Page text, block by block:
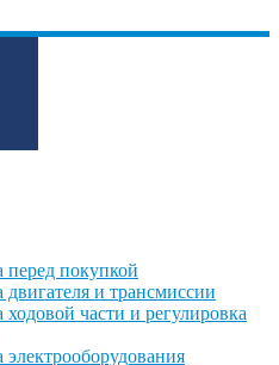
перед покупкой
двигателя и трансмиссии
ходовой части и регулировка
электрооборудования